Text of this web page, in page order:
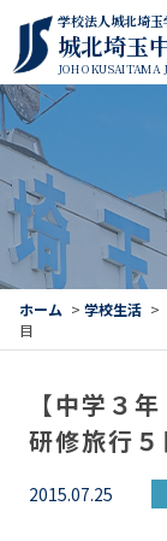
学校法人城北埼玉
城北埼玉
JOHOKUSAITAMA
ホーム > 学校生活 >
目
【中学３
研修旅行５
2015.07.25